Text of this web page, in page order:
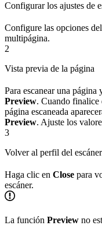
Configurar los ajustes de
Configure las opciones
multipágina.
2
Vista previa de la página
Para escanear una
Preview. Cuando finalice
página escaneada
Preview. Ajuste los
3
Volver al perfil del escáner
Haga clic en Close para
escáner.
La función Preview no